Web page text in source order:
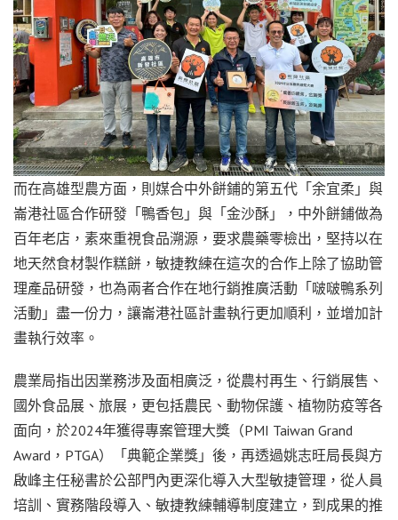
而在高雄型農方面，則媒合中外餅鋪的第五代「余宜柔」與
崙港社區合作研發「鴨香包」與「金沙酥」，中外餅鋪做為
百年老店，素來重視食品溯源，要求農藥零檢出，堅持以在
地天然食材製作糕餅，敏捷教練在這次的合作上除了協助管
理產品研發，也為兩者合作在地行銷推廣活動「啵啵鴨系列
活動」盡一份力，讓崙港社區計畫執行更加順利，並增加計
畫執行效率。
農業局指出因業務涉及面相廣泛，從農村再生、行銷展售、
國外食品展、旅展，更包括農民、動物保護、植物防疫等各
面向，於2024年獲得專案管理大獎（PMI Taiwan Grand
Award，PTGA）「典範企業獎」後，再透過姚志旺局長與方
啟峰主任秘書於公部門內更深化導入大型敏捷管理，從人員
培訓、實務階段導入、敏捷教練輔導制度建立，到成果的推